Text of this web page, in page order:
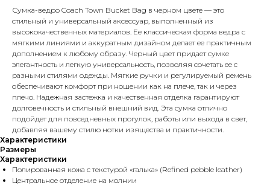
Сумка-ведро Coach Town Bucket Bag в черном цвете — это
стильный и универсальный аксессуар, выполненный из
высококачественных материалов. Ее классическая форма ведра с
мягкими линиями и аккуратным дизайном делает ее практичным
дополнением к любому образу. Черный цвет придает сумке
элегантность и легкую универсальность, позволяя сочетать ее с
разными стилями одежды. Мягкие ручки и регулируемый ремень
обеспечивают комфорт при ношении как на плече, так и через
плечо. Надежная застежка и качественная отделка гарантируют
долговечность и стильный внешний вид. Эта сумка отлично
подойдет для повседневных прогулок, работы или выхода в свет,
добавляя вашему стилю нотки изящества и практичности.
Характеристики
Размеры
Характеристики
Полированная кожа с текстурой «галька» (Refined pebble leather)
Центральное отделение на молнии